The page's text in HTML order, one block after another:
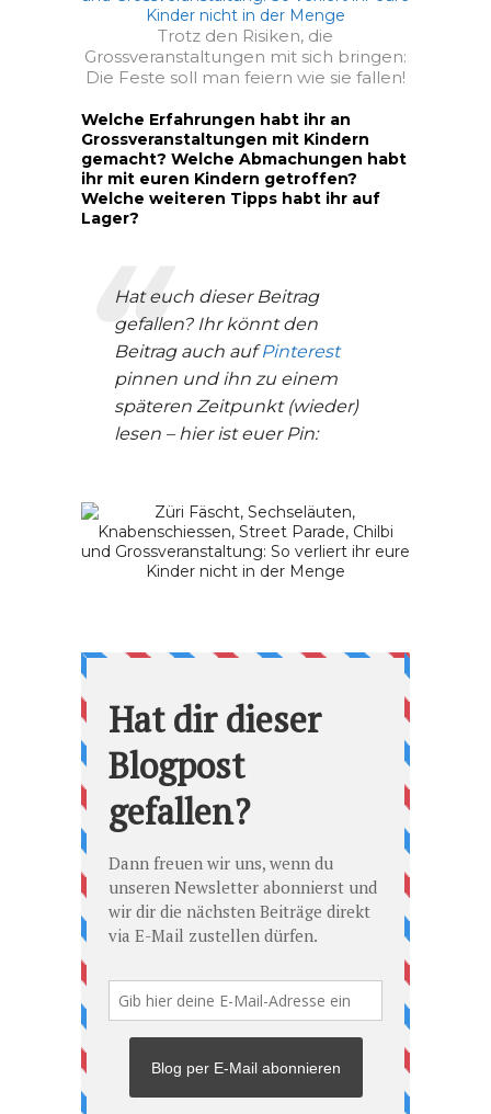
Trotz den Risiken, die
Grossveranstaltungen mit sich bringen:
Die Feste soll man feiern wie sie fallen!
Welche Erfahrungen habt ihr an
Grossveranstaltungen mit Kindern
gemacht? Welche Abmachungen habt
ihr mit euren Kindern getroffen?
Welche weiteren Tipps habt ihr auf
Lager?
Hat euch dieser Beitrag
gefallen? Ihr könnt den
Beitrag auch aufPinterest
pinnen und ihn zu einem
späteren Zeitpunkt (wieder)
lesen – hier ist euer Pin: